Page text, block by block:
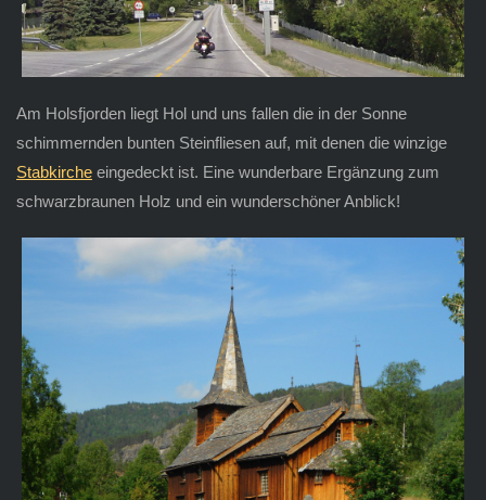
Am Holsfjorden liegt Hol und uns fallen die in der Sonne
schimmernden bunten Steinfliesen auf, mit denen die winzige
Stabkircheeingedeckt ist. Eine wunderbare Ergänzung zum
schwarzbraunen Holz und ein wunderschöner Anblick!